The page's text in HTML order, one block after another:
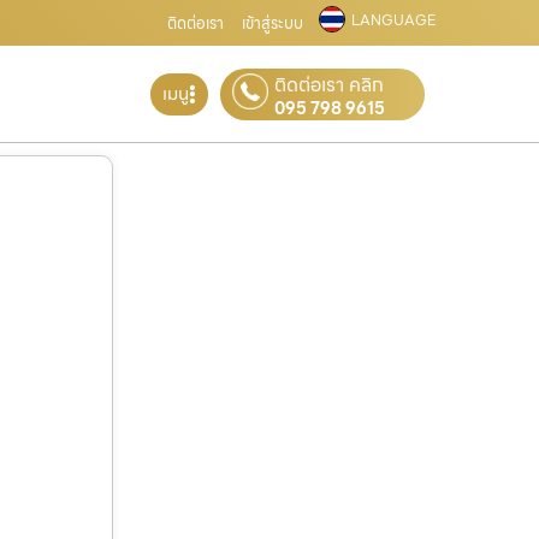
ติดต่อเรา เข้าสู่ระบบ LANGUAGE
เมนู ติดต่อเรา คลิก
095 798 9615